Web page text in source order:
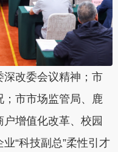
改委会议精神；市
市市场监管局、鹿
增值化改革、校园
“科技副总”柔性引才